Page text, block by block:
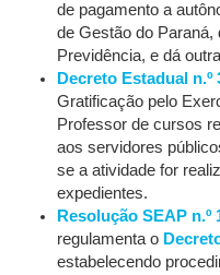
de pagamento a
de Gestão do Paraná,
Previdência, e dá
Decreto Estadual n.º
Gratificação pelo
Professor de cursos
aos servidores
se a atividade for
expedientes.
Resolução SEAP n.º
regulamenta o
estabelecendo